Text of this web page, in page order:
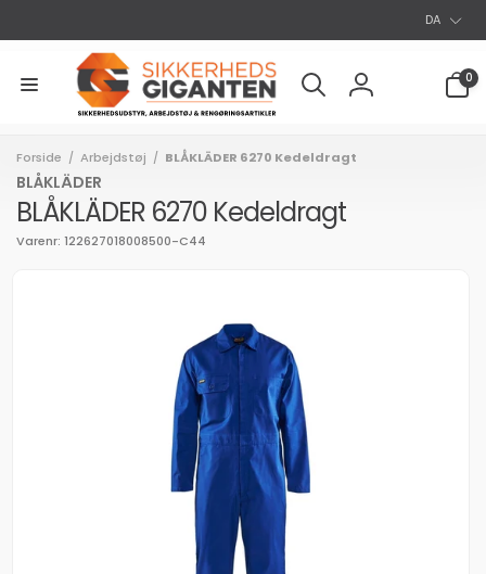
p
DA
Log
0
0
varer
Forside / Arbejdstøj / BLÅKLÄDER 6270 Kedeldragt
BLÅKLÄDER
BLÅKLÄDER 6270 Kedeldragt
Varenr: 122627018008500-C44